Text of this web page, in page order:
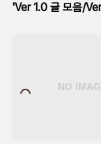
'Ver 1.0 글 모음/